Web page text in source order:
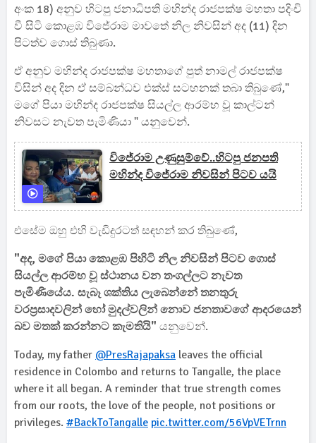
අංක 18) අනුව හිටපු ජනාධිපති මහින්ද රාජපක්ෂ මහතා පදිංචි
වී සිටි කොළඹ විජේරාම මාවතේ නිල නිවසින් අද (11) දින
පිටත්ව ගොස් තිබුණා.
ඒ අනුව මහින්ද රාජපක්ෂ මහතාගේ පුත් නාමල් රාජපක්ෂ
විසින් අද දින ඒ සම්බන්ධව එක්ස් සටහනක් තබා තිබුණේ,"
මගේ පියා මහින්ද රාජපක්ෂ සියල්ල ආරම්භ වූ කාල්ටන්
නිවසට නැවත පැමිණියා " යනුවෙන්.
විජේරාම උණුසුම්වේ..හිටපු ජනපති
මහින්ද විජේරාම නිවසින් පිටව යයි
එසේම ඔහු එහි වැඩිදුරටත් සඳහන් කර තිබුණේ,
"අද, මගේ පියා කොළඹ පිහිටි නිල නිවසින් පිටව ගොස්
සියල්ල ආරම්භ වූ ස්ථානය වන තංගල්ලට නැවත
පැමිණියේය. සැබෑ ශක්තිය ලැබෙන්නේ තනතුරු
වරප්‍රසාදවලින් හෝ මුදල්වලින් නොව ජනතාවගේ ආදරයෙන්
බව මතක් කරන්නට කැමතියි" යනුවෙන්.
Today, my father @PresRajapaksa leaves the official
residence in Colombo and returns to Tangalle, the place
where it all began. A reminder that true strength comes
from our roots, the love of the people, not positions or
privileges. #BackToTangalle pic.twitter.com/56VpVETrnn